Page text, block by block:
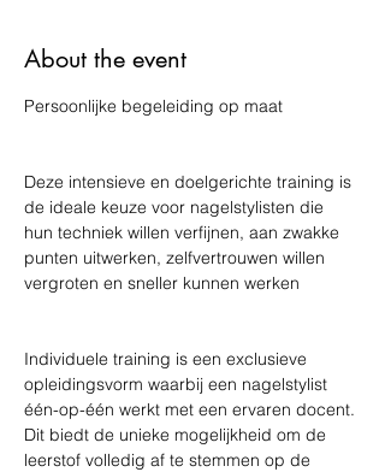
About the event
Persoonlijke begeleiding op maat
Deze intensieve en doelgerichte training is
de ideale keuze voor nagelstylisten die
hun techniek willen verfijnen, aan zwakke
punten uitwerken, zelfvertrouwen willen
vergroten en sneller kunnen werken
Individuele training is een exclusieve
opleidingsvorm waarbij een nagelstylist
één-op-één werkt met een ervaren docent.
Dit biedt de unieke mogelijkheid om de
leerstof volledig af te stemmen op de